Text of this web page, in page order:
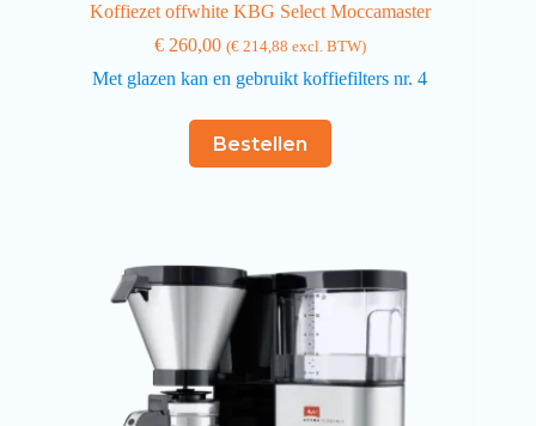
Koffiezet offwhite KBG Select Moccamaster
€260,00 (€214,88 excl. BTW)
Met glazen kan en gebruikt koffiefilters nr. 4
Bestellen